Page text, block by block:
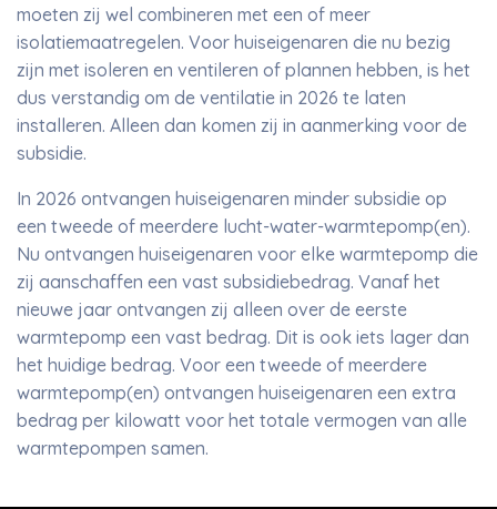
moeten zij wel combineren met een of meer
isolatiemaatregelen. Voor huiseigenaren die nu bezig
zijn met isoleren en ventileren of plannen hebben, is het
dus verstandig om de ventilatie in 2026 te laten
installeren. Alleen dan komen zij in aanmerking voor de
subsidie.
In 2026 ontvangen huiseigenaren minder subsidie op
een tweede of meerdere lucht-water-warmtepomp(en).
Nu ontvangen huiseigenaren voor elke warmtepomp die
zij aanschaffen een vast subsidiebedrag. Vanaf het
nieuwe jaar ontvangen zij alleen over de eerste
warmtepomp een vast bedrag. Dit is ook iets lager dan
het huidige bedrag. Voor een tweede of meerdere
warmtepomp(en) ontvangen huiseigenaren een extra
bedrag per kilowatt voor het totale vermogen van alle
warmtepompen samen.